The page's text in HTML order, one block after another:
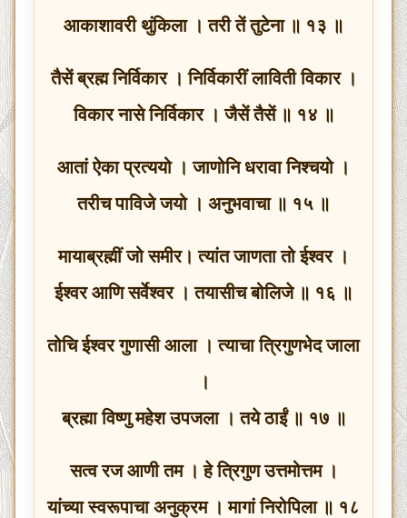
आकाशावरी थुंकिला । तरी तें तुटेना ॥ १३ ॥
तैसें ब्रह्म निर्विकार । निर्विकारीं लाविती विकार ।
विकार नासे निर्विकार । जैसें तैसें ॥ १४ ॥
आतां ऐका प्रत्ययो । जाणोनि धरावा निश्चयो ।
तरीच पाविजे जयो । अनुभवाचा ॥ १५ ॥
मायाब्रह्मीं जो समीर। त्यांत जाणता तो ईश्वर ।
ईश्वर आणि सर्वेश्वर । तयासीच बोलिजे ॥ १६ ॥
तोचि ईश्वर गुणासी आला । त्याचा त्रिगुणभेद जाला
।
ब्रह्मा विष्णु महेश उपजला । तये ठाईं ॥ १७ ॥
सत्व रज आणी तम । हे त्रिगुण उत्तमोत्तम ।
यांच्या स्वरूपाचा अनुक्रम । मागां निरोपिला ॥ १८